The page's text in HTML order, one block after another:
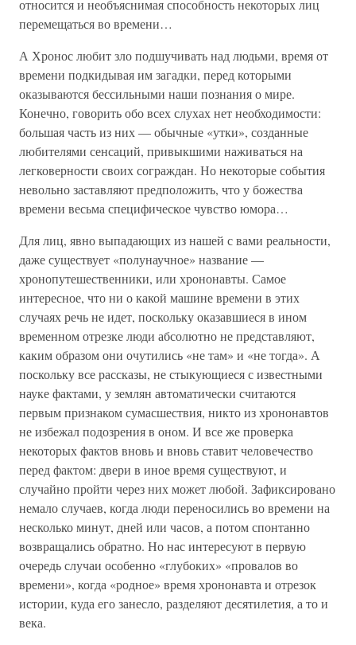
относится и необъяснимая способность некоторых лиц
перемещаться во времени…
А Хронос любит зло подшучивать над людьми, время от
времени подкидывая им загадки, перед которыми
оказываются бессильными наши познания о мире.
Конечно, говорить обо всех слухах нет необходимости:
большая часть из них — обычные «утки», созданные
любителями сенсаций, привыкшими наживаться на
легковерности своих сограждан. Но некоторые события
невольно заставляют предположить, что у божества
времени весьма специфическое чувство юмора…
Для лиц, явно выпадающих из нашей с вами реальности,
даже существует «полунаучное» название —
хронопутешественники, или хрононавты. Самое
интересное, что ни о какой машине времени в этих
случаях речь не идет, поскольку оказавшиеся в ином
временном отрезке люди абсолютно не представляют,
каким образом они очутились «не там» и «не тогда». А
поскольку все рассказы, не стыкующиеся с известными
науке фактами, у землян автоматически считаются
первым признаком сумасшествия, никто из хрононавтов
не избежал подозрения в оном. И все же проверка
некоторых фактов вновь и вновь ставит человечество
перед фактом: двери в иное время существуют, и
случайно пройти через них может любой. Зафиксировано
немало случаев, когда люди переносились во времени на
несколько минут, дней или часов, а потом спонтанно
возвращались обратно. Но нас интересуют в первую
очередь случаи особенно «глубоких» «провалов во
времени», когда «родное» время хрононавта и отрезок
истории, куда его занесло, разделяют десятилетия, а то и
века.